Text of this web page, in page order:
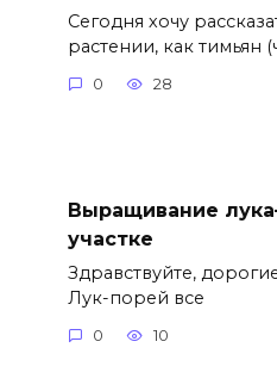
Сегодня хочу
растении, как тимьян
0 28
Выращивание
участке
Здравствуйте,
Лук-порей все
0 10